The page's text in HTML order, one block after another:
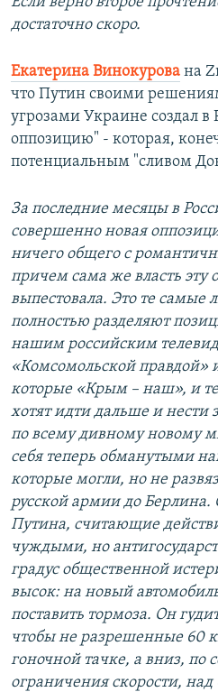
достаточно скоро.
Екатерина Винокурова на
что Путин своими
угрозами Украине создал в
оппозицию" - которая,
потенциальным "сливом
За последние месяцы в
совершенно новая
ничего общего с
причем сама же власть
выпестовала. Это те самые
полностью разделяют
нашим российским
«Комсомольской
которые «Крым – наш», и
хотят идти дальше и нести
по всему дивному новому
себя теперь обманутыми
которые могли, но не
русской армии до
Путина, считающие
чуждыми, но
градус общественной
высок: на новый
поставить тормоза. Он
чтобы не разрешенные 60
гоночной тачке, а вниз, по
ограничения скорости, над